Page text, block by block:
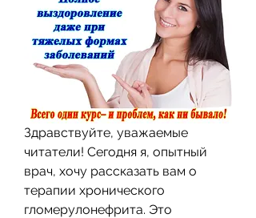
Здравствуйте, уважаемые
читатели! Сегодня я, опытный
врач, хочу рассказать вам о
терапии хронического
гломерулонефрита. Это